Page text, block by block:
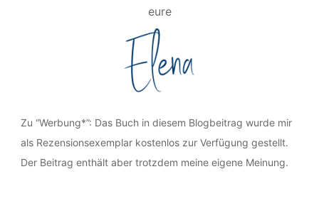
eure
Zu “Werbung*”: Das Buch in diesem Blogbeitrag wurde mir
als Rezensionsexemplar kostenlos zur Verfügung gestellt.
Der Beitrag enthält aber trotzdem meine eigene Meinung.